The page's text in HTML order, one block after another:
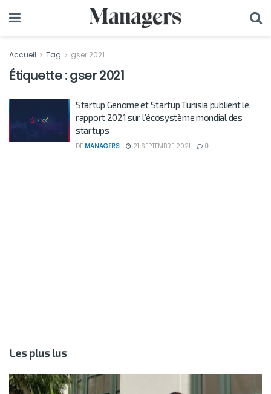
Accueil Tag gser 2021
Étiquette :gser 2021
Startup Genome et Startup Tunisia publient le
rapport 2021 sur l’écosystème mondial des
startups
DE MANAGERS 21 SEPTEMBRE 2021 0
Les plus lus